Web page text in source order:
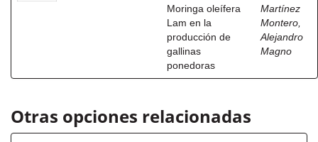
Moringa oleífera
Lam en la
producción de
gallinas
ponedoras
Martínez
Montero,
Alejandro
Magno
Otras opciones relacionadas